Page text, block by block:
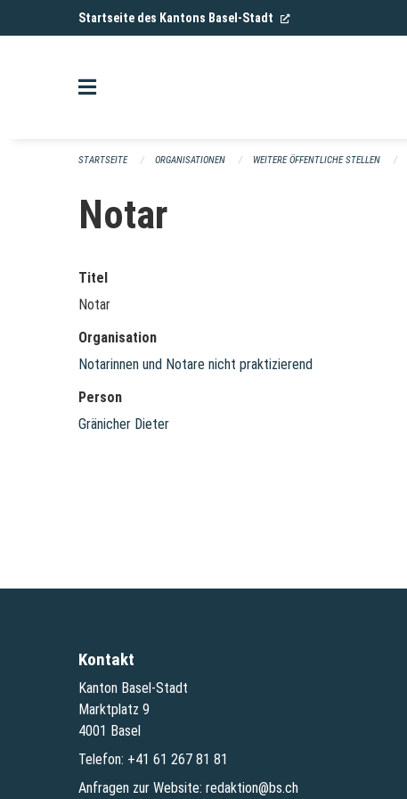
Navigation überspringenStartseite des Kantons Basel-Stadt (External Link)
STARTSEITE ORGANISATIONEN WEITERE ÖFFENTLICHE STELLEN
Notar
Titel
Notar
Organisation
Notarinnen und Notare nicht praktizierend
Person
Gränicher Dieter
Kontakt
Kanton Basel-Stadt
Marktplatz 9
4001 Basel
Telefon: +41 61 267 81 81
Anfragen zur Website: redaktion@bs.ch